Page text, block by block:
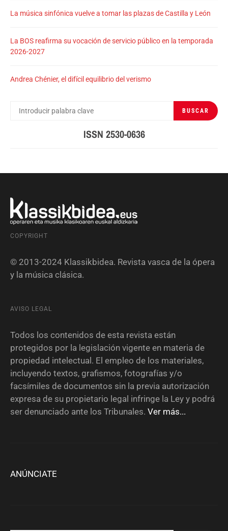
La música sinfónica vuelve a tomar las plazas de Castilla y León
La BOS reafirma su vocación de servicio público en la temporada
2026-2027
Andrea Chénier, el difícil equilibrio del verismo
BUSCAR
ISSN 2530-0636
COPYRIGHT
© 2013-2024 Klassikbidea. Revista vasca de la ópera
y la música clásica.
AVISO LEGAL
Todos los contenidos de esta revista están
protegidos por la legislación vigente en materia de
propiedad intelectual. El empleo de los materiales,
incluyendo textos, grafismos, fotografías y/o
facsímiles de documentos sin la previa autorización
expresa de su propietario legal infringe la Ley y podrá
ser denunciado ante los Tribunales. Ver más...
ANÚNCIATE